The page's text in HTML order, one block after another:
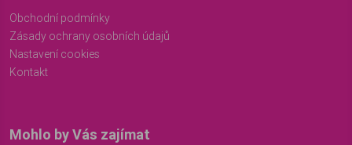
Obchodní podmínky
Zásady ochrany osobních údajů
Nastavení cookies
Kontakt
Mohlo by Vás zajímat